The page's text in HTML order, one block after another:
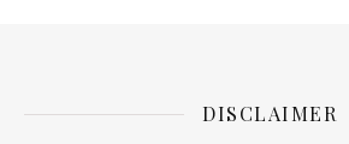
DISCLAIMER